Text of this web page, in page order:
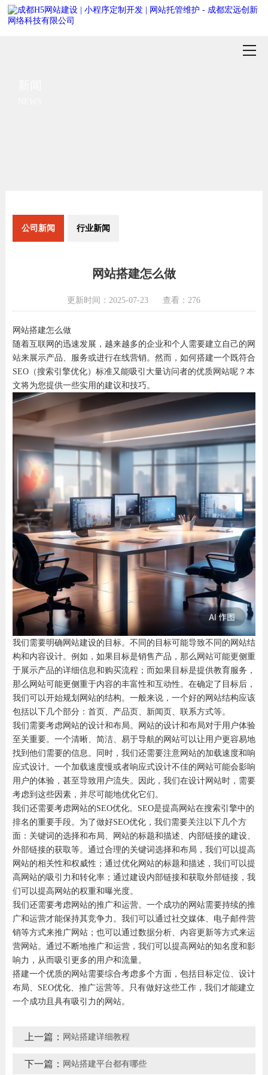
公司新闻 行业新闻
网站搭建怎么做
更新时间：2025-07-23 查看：276
网站搭建怎么做
随着互联网的迅速发展，越来越多的企业和个人需要建立自己的网
站来展示产品、服务或进行在线营销。然而，如何搭建一个既符合
SEO（搜索引擎优化）标准又能吸引大量访问者的优质网站呢？本
文将为您提供一些实用的建议和技巧。
我们需要明确网站建设的目标。不同的目标可能导致不同的网站结
构和内容设计。例如，如果目标是销售产品，那么网站可能更侧重
于展示产品的详细信息和购买流程；而如果目标是提供教育服务，
那么网站可能更侧重于内容的丰富性和互动性。在确定了目标后，
我们可以开始规划网站的结构。一般来说，一个好的网站结构应该
包括以下几个部分：首页、产品页、新闻页、联系方式等。
我们需要考虑网站的设计和布局。网站的设计和布局对于用户体验
至关重要。一个清晰、简洁、易于导航的网站可以让用户更容易地
找到他们需要的信息。同时，我们还需要注意网站的加载速度和响
应式设计。一个加载速度慢或者响应式设计不佳的网站可能会影响
用户的体验，甚至导致用户流失。因此，我们在设计网站时，需要
考虑到这些因素，并尽可能地优化它们。
我们还需要考虑网站的SEO优化。SEO是提高网站在搜索引擎中的
排名的重要手段。为了做好SEO优化，我们需要关注以下几个方
面：关键词的选择和布局、网站的标题和描述、内部链接的建设、
外部链接的获取等。通过合理的关键词选择和布局，我们可以提高
网站的相关性和权威性；通过优化网站的标题和描述，我们可以提
高网站的吸引力和转化率；通过建设内部链接和获取外部链接，我
们可以提高网站的权重和曝光度。
我们还需要考虑网站的推广和运营。一个成功的网站需要持续的推
广和运营才能保持其竞争力。我们可以通过社交媒体、电子邮件营
销等方式来推广网站；也可以通过数据分析、内容更新等方式来运
营网站。通过不断地推广和运营，我们可以提高网站的知名度和影
响力，从而吸引更多的用户和流量。
搭建一个优质的网站需要综合考虑多个方面，包括目标定位、设计
布局、SEO优化、推广运营等。只有做好这些工作，我们才能建立
一个成功且具有吸引力的网站。
上一篇： 网站搭建详细教程
下一篇： 网站搭建平台都有哪些